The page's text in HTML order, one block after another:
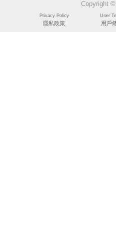
Copyright
Privacy Policy
隱私政策
User
用戶